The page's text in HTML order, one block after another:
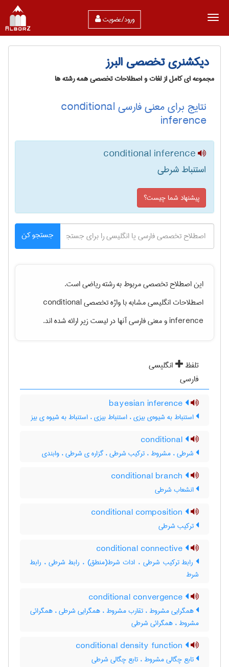
ورود/عضویت
دیکشنری تخصصی البرز
مجموعه ای کامل از لغات و اصطلاحات تخصصی همه رشته ها
نتایج برای معنی فارسی conditional
inference
conditional inference
استنباط شرطی
پیشنهاد شما چیست؟
جستجو کن
این اصطلاح تخصصی مربوط به رشتهرياضیاست.
اصطلاحات انگلیسی مشابه با واژه تخصصیconditional
inferenceو معنی فارسی آنها در لیست زیر ارائه شده اند.
تلفظ
انگلیسی
فارسی
استنباط به شیوه‌ی بیزی ، استنباط بیزی ، استنباط به شیوه ی بیز
شرطی ، مشروط ، ترکیب شرطی ، گزاره ی شرطی ، وابندی
انشعاب شرطی
ترکیب شرطی
رابط ترکیب شرطی ، ادات شرط(منطق) ، رابط شرطی ، رابط
شرط
همگرایی مشروط ، تقارب مشروط ، همگرایی شرطی ، همگرائی
مشروط ، همگرائی شرطی
تابع چگالی مشروط ، تابع چگالی شرطی